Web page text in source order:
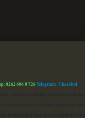
0262 606 0 726Telegram: @karabul
sitedeki içerikleri proaktif olarak